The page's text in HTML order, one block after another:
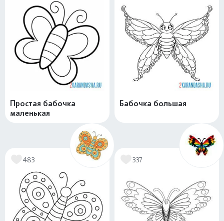
Простая бабочка
маленькая
Бабочка большая
483 337